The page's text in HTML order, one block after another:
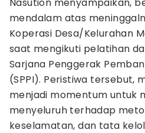
mendalam atas
Koperasi Desa/Kelurahan
saat mengikuti pelatihan
Sarjana Penggerak
(SPPI). Peristiwa tersebut,
menjadi momentum untuk
menyeluruh terhadap
keselamatan, dan tata